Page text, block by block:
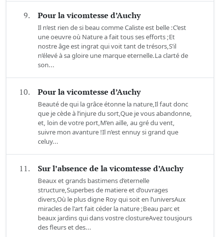
9. Pour la vicomtesse d’Auchy
Il n’est rien de si beau comme Caliste est belle :C’est
une oeuvre où Nature a fait tous ses efforts ;Et
nostre âge est ingrat qui voit tant de trésors,S’il
n’élevé à sa gloire une marque eternelle.La clarté de
son...
10. Pour la vicomtesse d’Auchy
Beauté de qui la grâce étonne la nature,Il faut donc
que je cède à l’injure du sort,Que je vous abandonne,
et, loin de votre port,M’en aille, au gré du vent,
suivre mon avanture !Il n’est ennuy si grand que
celuy...
11. Sur l’absence de la vicomtesse d’Auchy
Beaux et grands bastimens d’eternelle
structure,Superbes de matiere et d’ouvrages
divers,Où le plus digne Roy qui soit en l’universAux
miracles de l'art fait céder la nature ;Beau parc et
beaux jardins qui dans vostre clostureAvez tousjours
des fleurs et des...